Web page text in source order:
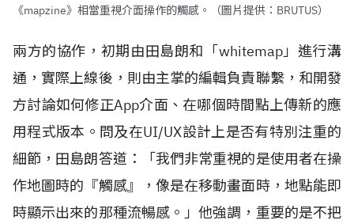
《mapzine》相當重視介面操作的觸感。（圖片提供：BRUTUS）
兩方的協作，初期由田島朗和「whitemap」進行溝
通，實際上線後，則由主掌的編輯負責聯繫，和開發
方討論如何修正App介面、在哪個時間點上傳新的應
用程式版本。問及在UI/UX設計上是否有特別注重的
細節，田島朗答道：「我們非常重視的是使用者在操
作地圖時的『觸感』，像是在移動畫面時，地點能即
時顯示出來的那種流暢感。」他強調，重要的是不把